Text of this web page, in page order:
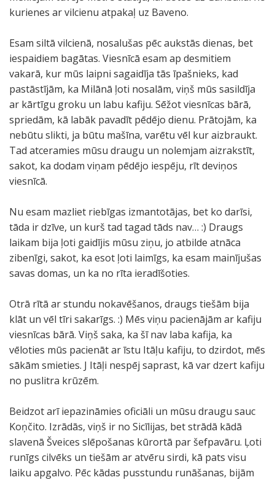
kurienes ar vilcienu atpakaļ uz Baveno.
Esam siltā vilcienā, nosalušas pēc aukstās dienas, bet
iespaidiem bagātas. Viesnīcā esam ap desmitiem
vakarā, kur mūs laipni sagaidīja tās īpašnieks, kad
pastāstījām, ka Milānā ļoti nosalām, viņš mūs sasildīja
ar kārtīgu groku un labu kafiju. Sēžot viesnīcas bārā,
spriedām, kā labāk pavadīt pēdējo dienu. Prātojām, ka
nebūtu slikti, ja būtu mašīna, varētu vēl kur aizbraukt.
Tad atceramies mūsu draugu un nolemjam aizrakstīt,
sakot, ka dodam viņam pēdējo iespēju, rīt deviņos
viesnīcā.
Nu esam mazliet riebīgas izmantotājas, bet ko darīsi,
tāda ir dzīve, un kurš tad tagad tāds nav… :) Draugs
laikam bija ļoti gaidījis mūsu ziņu, jo atbilde atnāca
zibenīgi, sakot, ka esot ļoti laimīgs, ka esam mainījušas
savas domas, un ka no rīta ieradīšoties.
Otrā rītā ar stundu nokavēšanos, draugs tiešām bija
klāt un vēl tīri sakarīgs. :) Mēs viņu pacienājām ar kafiju
viesnīcas bārā. Viņš saka, ka šī nav laba kafija, ka
vēloties mūs pacienāt ar īstu Itāļu kafiju, to dzirdot, mēs
sākām smieties. J Itāļi nespēj saprast, kā var dzert kafiju
no puslitra krūzēm.
Beidzot arī iepazināmies oficiāli un mūsu draugu sauc
Koņčito. Izrādās, viņš ir no Sicīlijas, bet strādā kādā
slavenā Šveices slēpošanas kūrortā par šefpavāru. Ļoti
runīgs cilvēks un tiešām ar atvēru sirdi, kā pats visu
laiku apgalvo. Pēc kādas pusstundu runāšanas, bijām